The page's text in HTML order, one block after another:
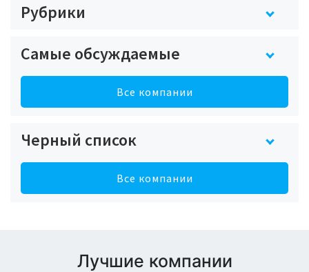
Рубрики
Самые обсуждаемые
Все компании
Черный список
Все компании
Лучшие компании